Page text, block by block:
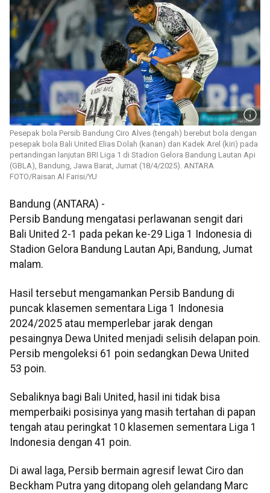
Pesepak bola Persib Bandung Ciro Alves (tengah) berebut bola dengan
pesepak bola Bali United Elias Dolah (kanan) dan Kadek Arel (kiri) pada
pertandingan lanjutan BRI Liga 1 di Stadion Gelora Bandung Lautan Api
(GBLA), Bandung, Jawa Barat, Jumat (18/4/2025). ANTARA
FOTO/Raisan Al Farisi/YU
Bandung (ANTARA) -
Persib Bandung mengatasi perlawanan sengit dari
Bali United 2-1 pada pekan ke-29 Liga 1 Indonesia di
Stadion Gelora Bandung Lautan Api, Bandung, Jumat
malam.
Hasil tersebut mengamankan Persib Bandung di
puncak klasemen sementara Liga 1 Indonesia
2024/2025 atau memperlebar jarak dengan
pesaingnya Dewa United menjadi selisih delapan poin.
Persib mengoleksi 61 poin sedangkan Dewa United
53 poin.
Sebaliknya bagi Bali United, hasil ini tidak bisa
memperbaiki posisinya yang masih tertahan di papan
tengah atau peringkat 10 klasemen sementara Liga 1
Indonesia dengan 41 poin.
Di awal laga, Persib bermain agresif lewat Ciro dan
Beckham Putra yang ditopang oleh gelandang Marc